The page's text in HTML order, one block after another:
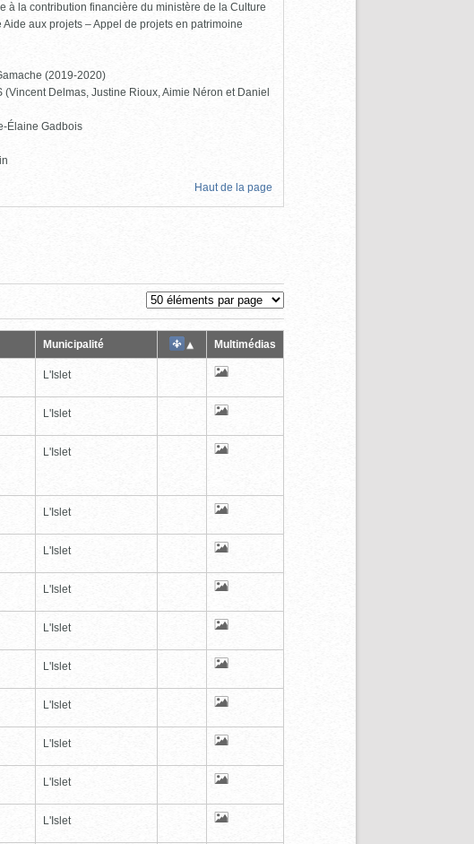
à la contribution financière du ministère de la Culture
aux projets – Appel de projets en patrimoine
(2019-2020)
Delmas, Justine Rioux, Aimie Néron et Daniel
Élaine Gadbois
Haut de la page
Municipalité Multimédias
L'Islet
L'Islet
L'Islet
L'Islet
L'Islet
L'Islet
L'Islet
L'Islet
L'Islet
L'Islet
L'Islet
L'Islet